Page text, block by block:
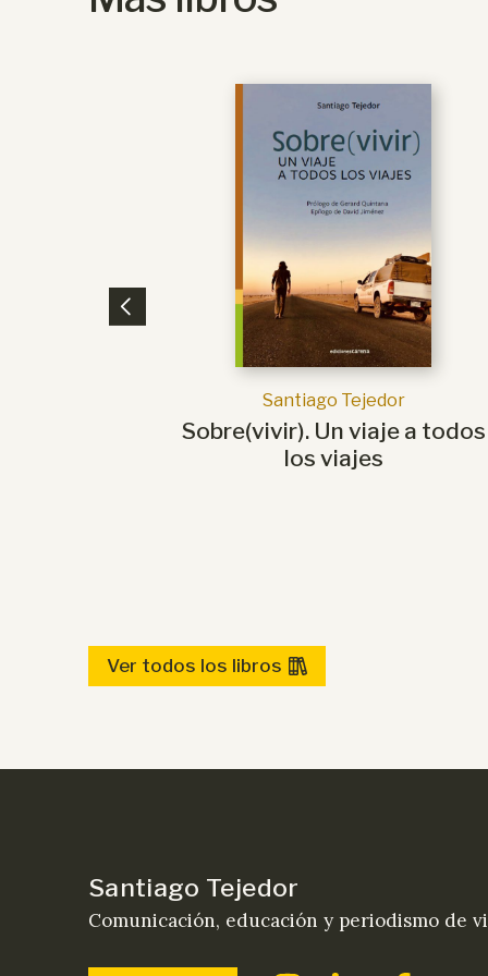
Santiago Tejedor
Sobre(vivir). Un viaje a todos
los viajes
Ver todos los libros
Santiago Tejedor
Comunicación, educación y periodismo de